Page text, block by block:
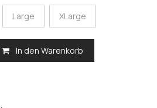
Large XLarge
In den Warenkorb